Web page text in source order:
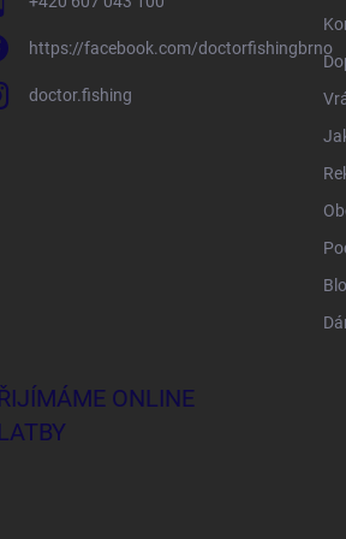
https://facebook.com/doctorfishingbrno
doctor.fishing
ONLINE